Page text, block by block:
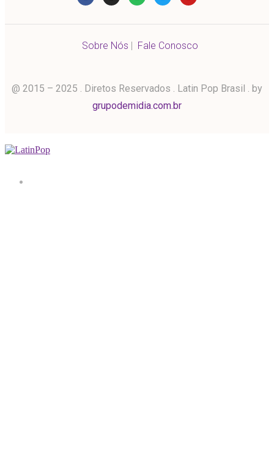
Sobre Nós | Fale Conosco
@ 2015 – 2025 . Diretos Reservados . Latin Pop Brasil . by
grupodemidia.com.br